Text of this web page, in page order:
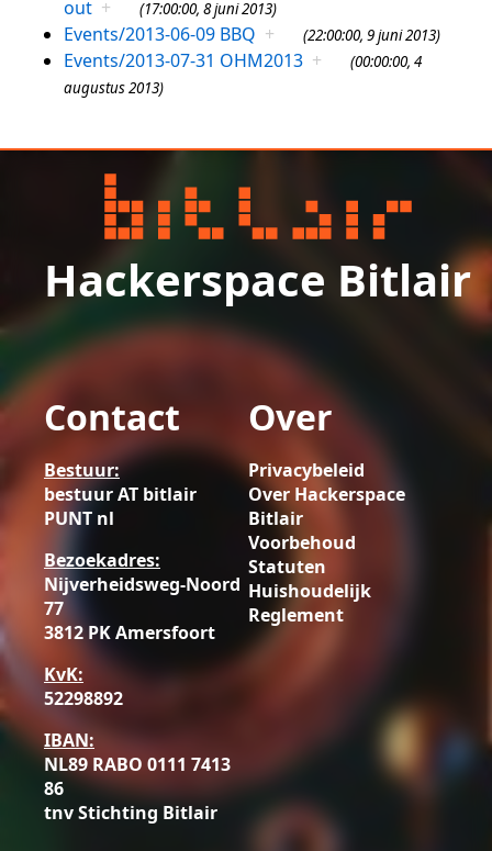
out + (17:00:00, 8 juni 2013)
Events/2013-06-09 BBQ + (22:00:00, 9 juni 2013)
Events/2013-07-31 OHM2013 +
(00:00:00, 4
augustus 2013)
Hackerspace Bitlair
Contact
Bestuur:
bestuur AT bitlair
PUNT nl
Bezoekadres:
Nijverheidsweg-Noord
77
3812 PK Amersfoort
KvK:
52298892
IBAN:
NL89 RABO 0111 7413
86
tnv Stichting Bitlair
Over
Privacybeleid
Over Hackerspace
Bitlair
Voorbehoud
Statuten
Huishoudelijk
Reglement